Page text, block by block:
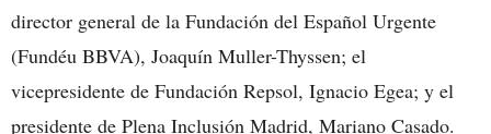
director general de la Fundación del Español Urgente
(Fundéu BBVA), Joaquín Muller-Thyssen; el
vicepresidente de Fundación Repsol, Ignacio Egea; y el
presidente de Plena Inclusión Madrid, Mariano Casado.